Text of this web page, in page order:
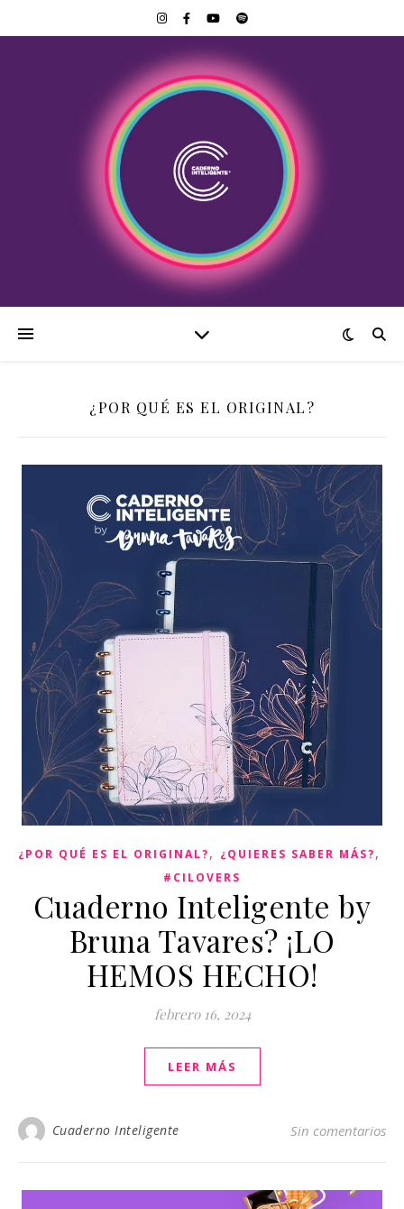
¿POR QUÉ ES EL ORIGINAL?
¿POR QUÉ ES EL ORIGINAL?, ¿QUIERES SABER MÁS?,
#CILOVERS
Cuaderno Inteligente by
Bruna Tavares? ¡LO
HEMOS HECHO!
febrero 16, 2024
LEER MÁS
Cuaderno Inteligente Sin comentarios